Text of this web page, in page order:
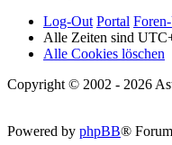
Log-Out Portal
Alle Zeiten sind
Alle Cookies löschen
Copyright © 2002 - 2026
Powered by phpBB®